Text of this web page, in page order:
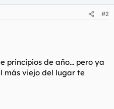
#2
principios de año... pero ya
más viejo del lugar te